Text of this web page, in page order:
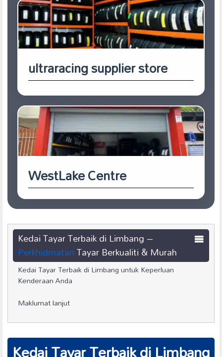
ultraracing supplier store
WestLake Centre
Kedai Tayar Terbaik di Limbang –
PerkhidmatanTayar Berkualiti & Murah
Kedai Tayar Terbaik di Limbang untuk Keperluan
Kenderaan Anda
Maklumat lanjut